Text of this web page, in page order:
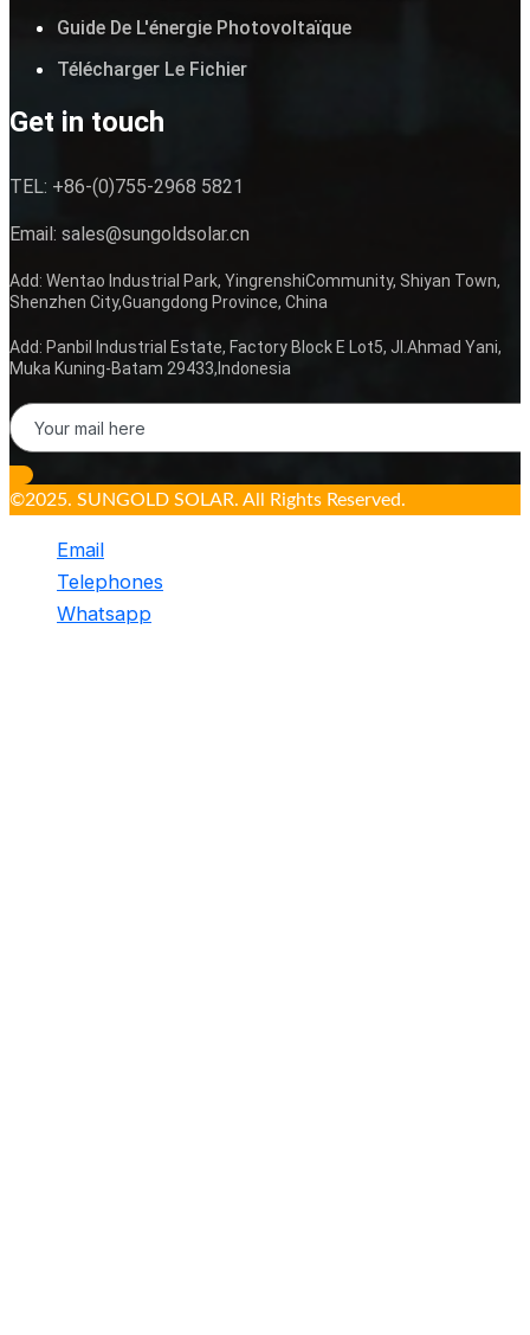
Guide De L'énergie Photovoltaïque
Télécharger Le Fichier
Get in touch
TEL: +86-(0)755-2968 5821
Email: sales@sungoldsolar.cn
Add: Wentao Industrial Park, YingrenshiCommunity, Shiyan Town,
Shenzhen City,Guangdong Province, China
Add: Panbil Industrial Estate, Factory Block E Lot5, JI.Ahmad Yani,
Muka Kuning-Batam 29433,Indonesia
©2025. SUNGOLD SOLAR. All Rights Reserved.
Email
Telephones
Whatsapp